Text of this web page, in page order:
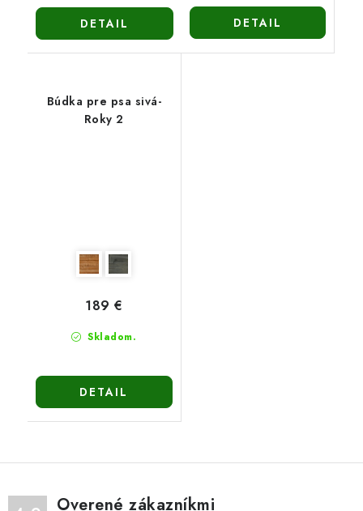
DETAIL DETAIL
Búdka pre psa sivá-
Roky 2
Skladom.
189 €
DETAIL
Overené zákazníkmi